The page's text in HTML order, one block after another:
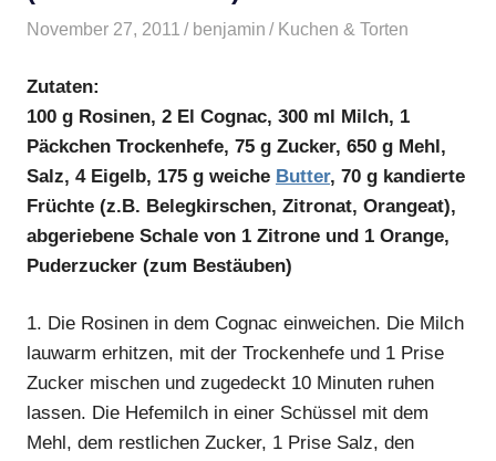
November 27, 2011 benjamin Kuchen & Torten
Zutaten:
100 g Rosinen, 2 El Cognac, 300 ml Milch, 1
Päckchen Trockenhefe, 75 g Zucker, 650 g Mehl,
Salz, 4 Eigelb, 175 g weiche Butter, 70 g kandierte
Früchte (z.B. Belegkirschen, Zitronat, Orangeat),
abgeriebene Schale von 1 Zitrone und 1 Orange,
Puderzucker (zum Bestäuben)
1. Die Rosinen in dem Cognac einweichen. Die Milch
lauwarm erhitzen, mit der Trockenhefe und 1 Prise
Zucker mischen und zugedeckt 10 Minuten ruhen
lassen. Die Hefemilch in einer Schüssel mit dem
Mehl, dem restlichen Zucker, 1 Prise Salz, den